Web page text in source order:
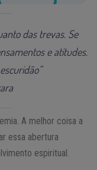
das trevas. Se
e atitudes.
A melhor coisa a
essa abertura
espiritual.